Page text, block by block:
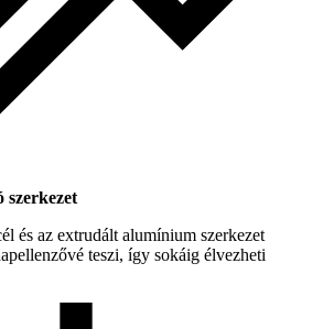
szerkezet
és az extrudált alumínium szerkezet
teszi, így sokáig élvezheti